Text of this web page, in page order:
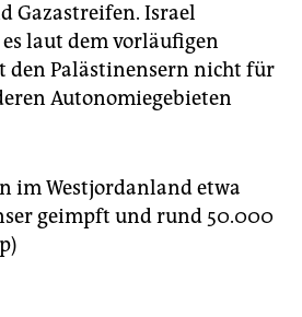
Gazastreifen. Israel
laut dem vorläufigen
den Palästinensern nicht für
Autonomiegebieten
im Westjordanland etwa
geimpft und rund 50.000